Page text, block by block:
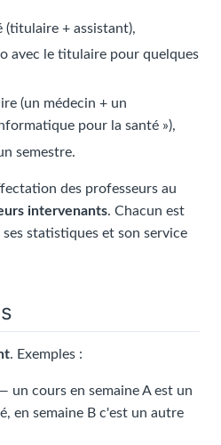
(titulaire + assistant),
avec le titulaire pour quelques
(un médecin + un
pour la santé »),
semestre.
des professeurs au
intervenants. Chacun est
statistiques et son service
. Exemples :
un cours en semaine A est un
en semaine B c'est un autre